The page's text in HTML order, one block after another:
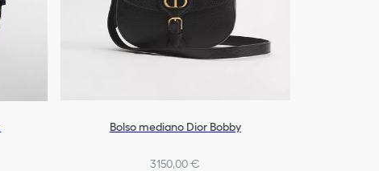
Bolso mediano Dior Bobby
3150,00 €